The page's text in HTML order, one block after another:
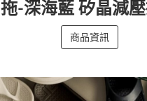
拖-深海藍 矽晶減
商品資訊